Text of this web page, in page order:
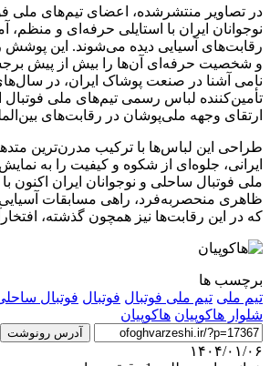
در تصاویر منتشرشده، اعضای تیم‌های ملی
نوجوانان ایران با استایلی حرفه‌ای و منظم،
رقابت‌های آسیایی دیده می‌شوند. این پوشش
و شخصیت حرفه‌ای آن‌ها را بیش از پیش
نامی آشنا در صنعت پوشاک ایران، در
تأمین‌کننده لباس رسمی تیم‌های ملی فوتبال
ارتقای وجهه ملی‌پوشان در رقابت‌های
طراحی این لباس‌ها با ترکیب مدرن‌ترین
ایرانی، جلوه‌ای از شکوه و کیفیت را به
ملی فوتبال ساحلی و نوجوانان ایران اکنون
ظاهری منحصربه‌فرد، راهی مسابقات
که در این رقابت‌ها نیز همچون گذشته،
برچسب ها
تیم ملی تیم ملی فوتبال فوتبال فوتبال
شلوار هاکوپیان هاکوپیان
آدرس رونوشت
۱۴۰۴/۰۱/۰۶